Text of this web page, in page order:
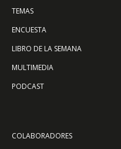
TEMAS
ENCUESTA
LIBRO DE LA SEMANA
MULTIMEDIA
PODCAST
COLABORADORES